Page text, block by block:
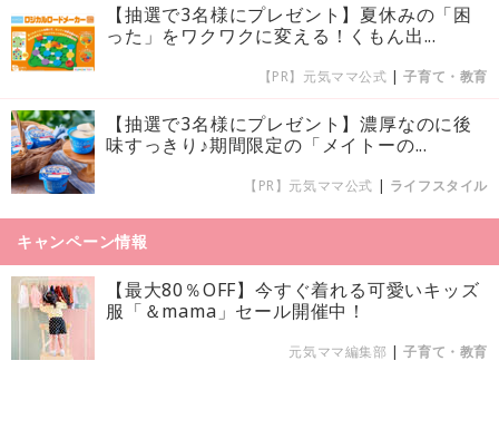
【抽選で3名様にプレゼント】夏休みの「困
った」をワクワクに変える！くもん出...
【PR】元気ママ公式 |子育て・教育
【抽選で3名様にプレゼント】濃厚なのに後
味すっきり♪期間限定の「メイトーの...
【PR】元気ママ公式 | ライフスタイル
キャンペーン情報
【最大80％OFF】今すぐ着れる可愛いキッズ
服「＆mama」セール開催中！
元気ママ編集部 |子育て・教育